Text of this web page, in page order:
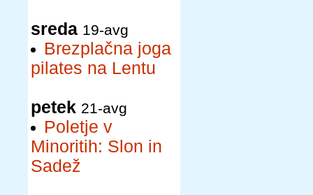
sreda 19-avg
Brezplačna joga
pilates na Lentu
petek 21-avg
Poletje v
Minoritih: Slon in
Sadež